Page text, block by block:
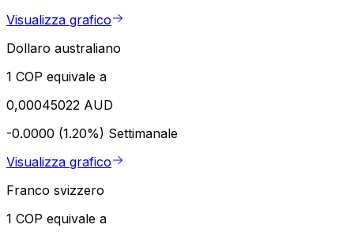
Visualizza grafico
Dollaro australiano
1 COP equivale a
0,00045022 AUD
-0.0000 (1.20%) Settimanale
Visualizza grafico
Franco svizzero
1 COP equivale a